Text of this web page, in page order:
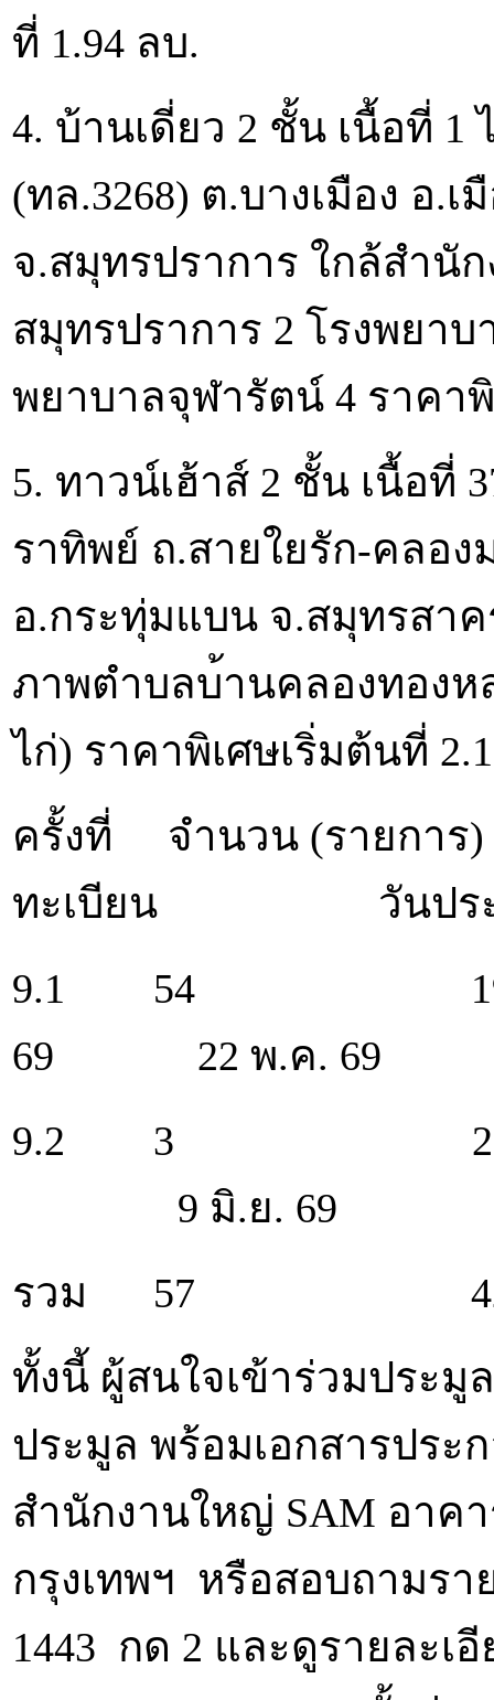
ที่ 1.94 ลบ.
4. บ้านเดี่ยว 2 ชั้น เนื้อที่ 1
(ทล.3268) ต.บางเมือง อ.
จ.สมุทรปราการ ใกล้สำนั
สมุทรปราการ 2 โรงพยา
พยาบาลจุฬารัตน์ 4 ราคา
5. ทาวน์เฮ้าส์ 2 ชั้น เนื้อ
ราทิพย์ ถ.สายใยรัก-คลอง
อ.กระทุ่มแบน จ.สมุทรสาค
ภาพตำบลบ้านคลองทองห
ไก่) ราคาพิเศษเริ่มต้นที่
ครั้งที่ จำนวน (รายการ)
ทะเบียน วันประ
9.1 54 190
69 22 พ.ค. 69
9.2 3 237
9 มิ.ย. 69
รวม 57
ทั้งนี้ ผู้สนใจเข้าร่วมประมู
ประมูล พร้อมเอกสารปร
สำนักงานใหญ่ SAM อาค
กรุงเทพฯ หรือสอบถามรา
1443 กด 2 และดูรายละเ